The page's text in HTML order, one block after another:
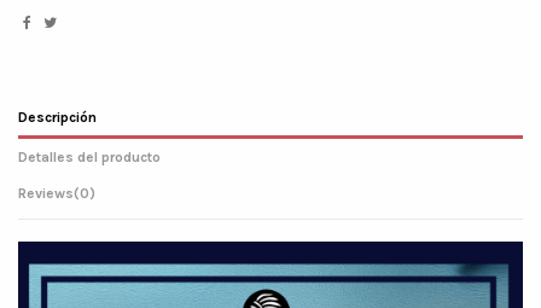
Descripción
Detalles del producto
Reviews(0)